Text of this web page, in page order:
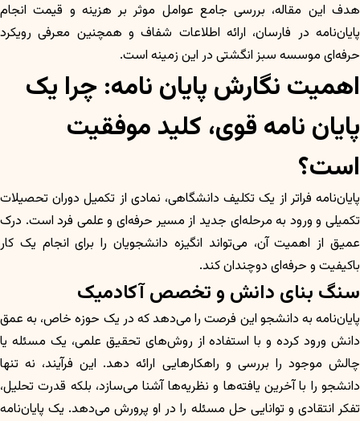
هدف این مقاله، بررسی جامع عوامل موثر بر هزینه و قیمت انجام
پایان‌نامه در فارسان، ارائه اطلاعات شفاف و همچنین معرفی رویکرد
حرفه‌ای موسسه سبز انگشتی در این زمینه است.
اهمیت نگارش پایان نامه: چرا یک
پایان نامه قوی، کلید موفقیت
است؟
پایان‌نامه فراتر از یک تکلیف دانشگاهی، نمادی از تکمیل دوران تحصیلات
تکمیلی و ورود به مرحله‌ای جدید از مسیر حرفه‌ای و علمی فرد است. درک
عمیق از اهمیت آن، می‌تواند انگیزه دانشجویان را برای انجام یک کار
باکیفیت و حرفه‌ای دوچندان کند.
سنگ بنای دانش و تخصص آکادمیک
پایان‌نامه به دانشجو این فرصت را می‌دهد که در یک حوزه خاص، به عمق
دانش ورود کرده و با استفاده از روش‌های تحقیق علمی، یک مسئله یا
چالش موجود را بررسی و راهکارهایی ارائه دهد. این فرآیند، نه تنها
دانشجو را با آخرین یافته‌ها و نظریه‌ها آشنا می‌سازد، بلکه قدرت تحلیل،
تفکر انتقادی و توانایی حل مسئله را در او پرورش می‌دهد. یک پایان‌نامه